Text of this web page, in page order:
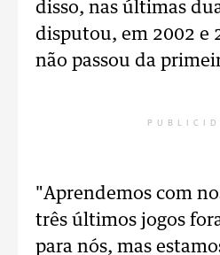
disso, nas últimas
disputou, em 2002 e
não passou da
"Aprendemos com
três últimos jogos
para nós, mas